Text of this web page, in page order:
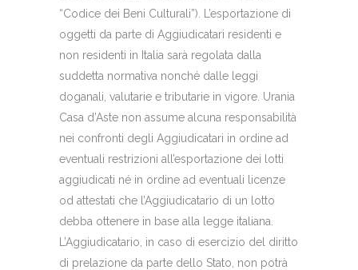
“Codice dei Beni Culturali”). L’esportazione di
oggetti da parte di Aggiudicatari residenti e
non residenti in Italia sarà regolata dalla
suddetta normativa nonché dalle leggi
doganali, valutarie e tributarie in vigore. Urania
Casa d’Aste non assume alcuna responsabilità
nei confronti degli Aggiudicatari in ordine ad
eventuali restrizioni all’esportazione dei lotti
aggiudicati né in ordine ad eventuali licenze
od attestati che l’Aggiudicatario di un lotto
debba ottenere in base alla legge italiana.
L’Aggiudicatario, in caso di esercizio del diritto
di prelazione da parte dello Stato, non potrà